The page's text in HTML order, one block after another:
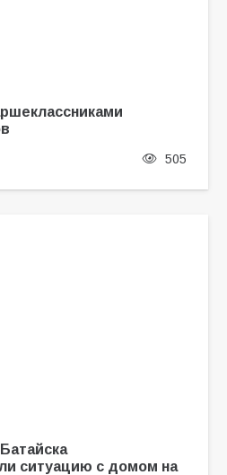
505
ситуацию с домом на